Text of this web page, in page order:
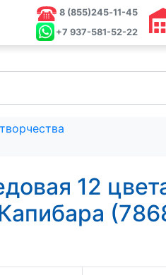
8 (855)245‑11-45
+7 937-581-52-22
12